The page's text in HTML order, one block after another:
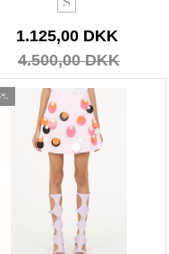
1.125,00 DKK
4.500,00 DKK